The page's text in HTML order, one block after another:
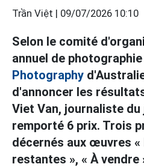
Trần Việt | 09/07/2026 10:10
Selon le comité
annuel de
Photography
d'annoncer les
Viet Van, journaliste du
remporté 6 prix. Trois
décernés aux œuvres «
restantes », « À vendre